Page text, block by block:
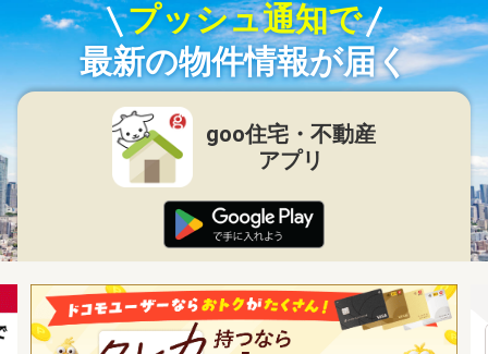
プッシュ通知で
最新の物件情報が届く
goo住宅・不動産
アプリ